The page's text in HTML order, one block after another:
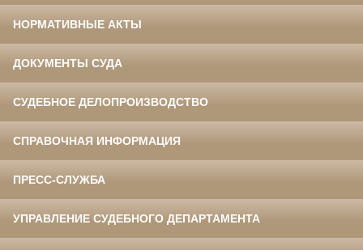
НОРМАТИВНЫЕ АКТЫ
ДОКУМЕНТЫ СУДА
СУДЕБНОЕ ДЕЛОПРОИЗВОДСТВО
СПРАВОЧНАЯ ИНФОРМАЦИЯ
ПРЕСС-СЛУЖБА
УПРАВЛЕНИЕ СУДЕБНОГО ДЕПАРТАМЕНТА